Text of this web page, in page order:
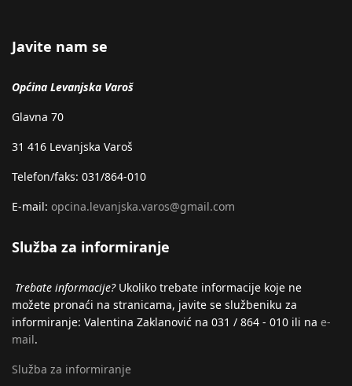
Javite nam se
Općina Levanjska Varoš
Glavna 70
31 416 Levanjska Varoš
Telefon/faks: 031/864-010
E-mail: opcina.levanjska.varos@gmail.com
Služba za informiranje
Trebate informacije?Ukoliko trebate informacije koje ne
možete pronaći na stranicama, javite se službeniku za
informiranje: Valentina Zaklanović na 031 / 864 - 010 ili na e-
mail.
Služba za informiranje